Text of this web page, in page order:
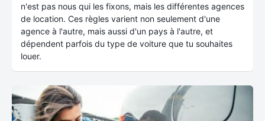
n'est pas nous qui les fixons, mais les différentes agences
de location. Ces règles varient non seulement d'une
agence à l'autre, mais aussi d'un pays à l'autre, et
dépendent parfois du type de voiture que tu souhaites
louer.